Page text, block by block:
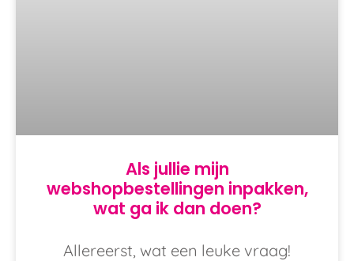
Als jullie mijn
webshopbestellingen inpakken,
wat ga ik dan doen?
Allereerst, wat een leuke vraag!